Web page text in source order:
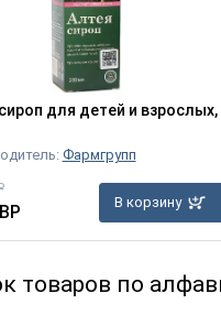
для детей и взрослых,
Фармгрупп
В корзину
товаров по